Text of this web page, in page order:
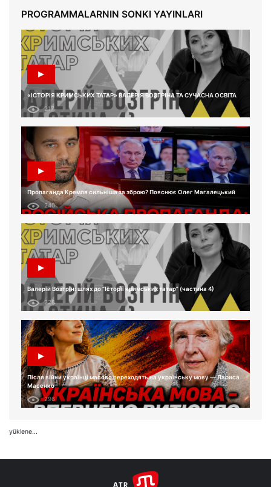
PROGRAMMALARNIN SONKI YAYINLARI
«ІСТОРІЯ КРИМСЬКИХ ТАТАР» ВАЛЕРІЯ ВОЗГРІНА ТА СУЧАСНА ОСВІТА
217
Пропаганда Кремля сильніша за зброю? Пояснює Олег Магалецький
240
Валерій Возгрін: шлях до “Історії кримських татар” (частина 4)
228
Після війни українці масово переходять на українську мову — Лариса
Масенко
296
yüklene...